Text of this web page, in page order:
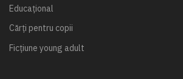
Educațional
Cărți pentru copii
Ficțiune young adult